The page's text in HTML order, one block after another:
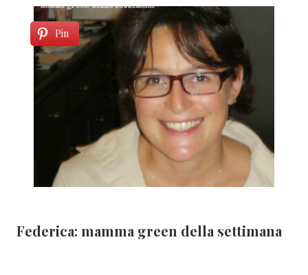
Pin
Federica: mamma green della settimana